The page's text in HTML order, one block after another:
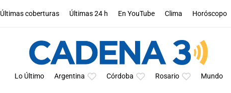
Últimas coberturas Últimas 24 h En YouTube Clima Horóscopo
Lo Último Argentina Córdoba Rosario Mundo